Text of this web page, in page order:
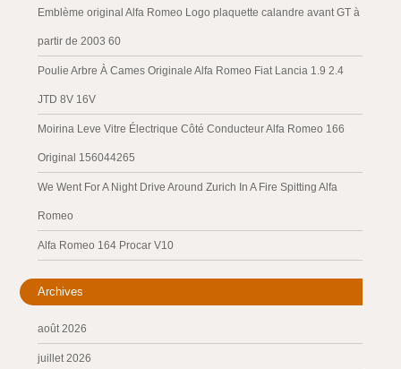
Emblème original Alfa Romeo Logo plaquette calandre avant GT à
partir de 2003 60
Poulie Arbre À Cames Originale Alfa Romeo Fiat Lancia 1.9 2.4
JTD 8V 16V
Moirina Leve Vitre Électrique Côté Conducteur Alfa Romeo 166
Original 156044265
We Went For A Night Drive Around Zurich In A Fire Spitting Alfa
Romeo
Alfa Romeo 164 Procar V10
Archives
août 2026
juillet 2026